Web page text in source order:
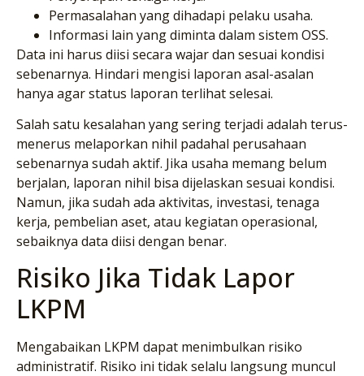
Permasalahan yang dihadapi pelaku usaha.
Informasi lain yang diminta dalam sistem OSS.
Data ini harus diisi secara wajar dan sesuai kondisi
sebenarnya. Hindari mengisi laporan asal-asalan
hanya agar status laporan terlihat selesai.
Salah satu kesalahan yang sering terjadi adalah terus-
menerus melaporkan nihil padahal perusahaan
sebenarnya sudah aktif. Jika usaha memang belum
berjalan, laporan nihil bisa dijelaskan sesuai kondisi.
Namun, jika sudah ada aktivitas, investasi, tenaga
kerja, pembelian aset, atau kegiatan operasional,
sebaiknya data diisi dengan benar.
Risiko Jika Tidak Lapor
LKPM
Mengabaikan LKPM dapat menimbulkan risiko
administratif. Risiko ini tidak selalu langsung muncul